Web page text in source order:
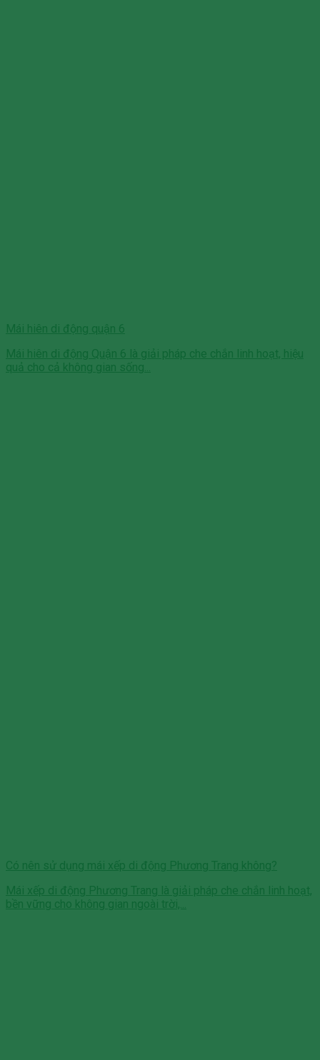
Mái hiên di động quận 6
Mái hiên di động Quận 6 là giải pháp che chắn linh hoạt, hiệu
quả cho cả không gian sống...
Có nên sử dụng mái xếp di động Phương Trang không?
Mái xếp di động Phương Trang là giải pháp che chắn linh hoạt,
bền vững cho không gian ngoài trời,...